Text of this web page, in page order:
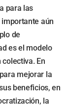
para las
importante aún
de
es el modelo
En
mejorar la
beneficios, en
la